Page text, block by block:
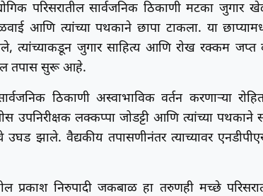
परिसरातील सार्वजनिक ठिकाणी मटका जुगार
आणि त्यांच्या पथकाने छापा टाकला. या
त्यांच्याकडून जुगार साहित्य आणि रोख रक्कम जप्त
तपास सुरू आहे.
ठिकाणी अस्वाभाविक वर्तन करणाऱ्या
उपनिरीक्षक लक्कप्पा जोडट्टी आणि त्यांच्या
झाले. वैद्यकीय तपासणीनंतर त्याच्यावर
प्रकाश निरुपादी जकबाळ हा तरुणही मच्छे